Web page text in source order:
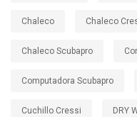
Chaleco Chaleco
Chaleco Scubapro
Computadora Scubapro
Cuchillo Cressi DRY